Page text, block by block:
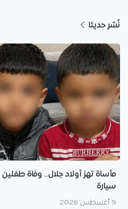
نُشر حديثا
مأساة تهز أولاد جلال.. وفاة
سيارة
9 أغسطس 2026